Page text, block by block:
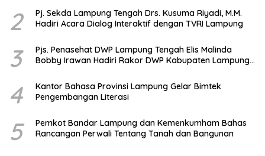
2
Pj. Sekda Lampung Tengah Drs. Kusuma Riyadi, M.M.
Hadiri Acara Dialog Interaktif dengan TVRI Lampung
3
Pjs. Penasehat DWP Lampung Tengah Elis Malinda
Bobby Irawan Hadiri Rakor DWP Kabupaten Lampung
4
Kantor Bahasa Provinsi Lampung Gelar Bimtek
Pengembangan Literasi
5
Pemkot Bandar Lampung dan Kemenkumham Bahas
Rancangan Perwali Tentang Tanah dan Bangunan